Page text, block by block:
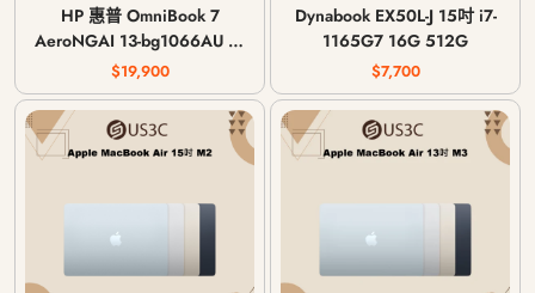
HP 惠普 OmniBook 7
AeroNGAI 13-bg1066AU 13
吋 AI 5 340 16G 512G
$19,900
Dynabook EX50L-J 15吋 i7-
1165G7 16G 512G
$7,700